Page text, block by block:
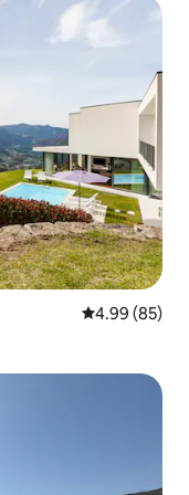
औसत रेटिंग 5 में
4.99 (85)